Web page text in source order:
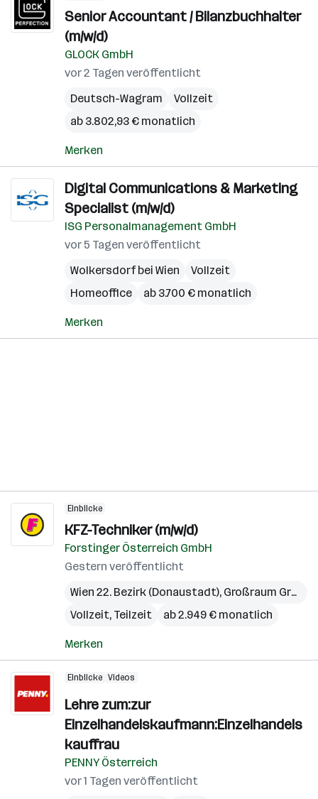
Senior Accountant / Bilanzbuchhalter
(m/w/d)
GLOCK GmbH
vor 2 Tagen veröffentlicht
Deutsch-Wagram
Vollzeit
ab 3.802,93 € monatlich
Merken
Digital Communications & Marketing
Specialist (m/w/d)
ISG Personalmanagement GmbH
vor 5 Tagen veröffentlicht
Wolkersdorf bei Wien
Vollzeit
Homeoffice
ab 3.700 € monatlich
Merken
Einblicke
KFZ-Techniker (m/w/d)
Forstinger Österreich GmbH
Gestern veröffentlicht
Wien 22. Bezirk (Donaustadt), Großraum Graz
Vollzeit, Teilzeit
ab 2.949 € monatlich
Merken
Einblicke Videos
Lehre zum:zur
Einzelhandelskaufmann:Einzelhandels
kauffrau
PENNY Österreich
vor 1 Tagen veröffentlicht